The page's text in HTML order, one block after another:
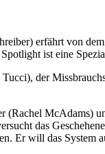
erfährt von
ist eine
der
McAdams)
das
Er will das